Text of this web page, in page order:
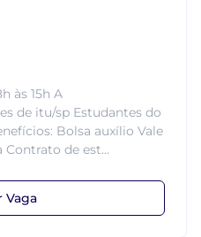
às 15h A
de itu/sp Estudantes do
Bolsa auxílio Vale
de est...
Vaga